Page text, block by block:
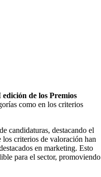
de los Premios
como en los criterios
candidaturas, destacando el
los criterios de valoración han
en marketing. Esto
para el sector, promoviendo